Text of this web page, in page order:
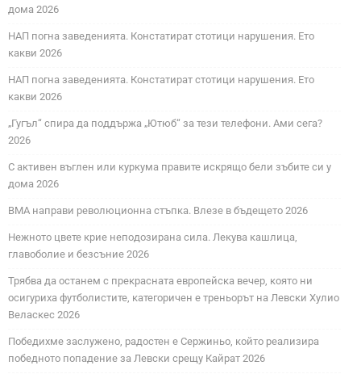
дома 2026
НАП погна заведенията. Констатират стотици нарушения. Ето
какви 2026
НАП погна заведенията. Констатират стотици нарушения. Ето
какви 2026
„Гугъл“ спира да поддържа „Ютюб“ за тези телефони. Ами сега?
2026
С активен въглен или куркума правите искрящо бели зъбите си у
дома 2026
ВМА направи революционна стъпка. Влезе в бъдещето 2026
Нежното цвете крие неподозирана сила. Лекува кашлица,
главоболие и безсъние 2026
Трябва да останем с прекрасната европейска вечер, която ни
осигуриха футболистите, категоричен е треньорът на Левски Хулио
Веласкес 2026
Победихме заслужено, радостен е Сержиньо, който реализира
победното попадение за Левски срещу Кайрат 2026